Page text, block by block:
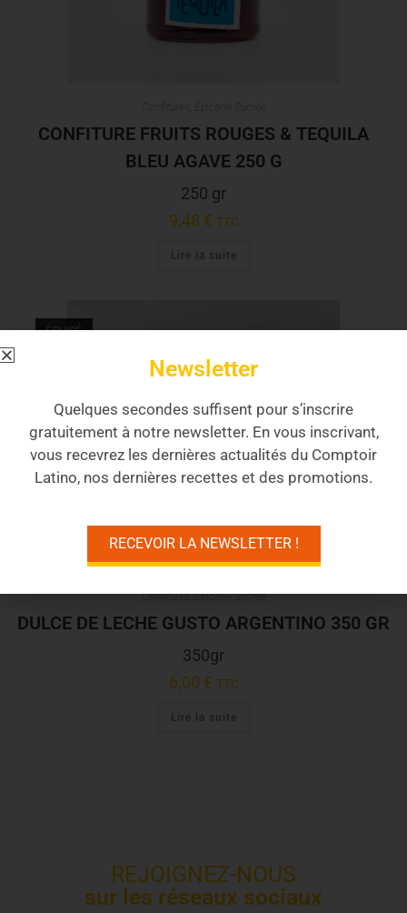
CONFITURE FRUITS ROUGES & TEQUILA
BLEU AGAVE 250 G
250 gr
9,48 € TTC
Lire la suite
ÉPUISÉ
Confitures,Épicerie Sucrée
DULCE DE LECHE GUSTO ARGENTINO 350 GR
350gr
6,00 € TTC
Lire la suite
REJOIGNEZ-NOUS
sur les réseaux sociaux
Newsletter
Quelques secondes suffisent pour s’inscrire
gratuitement à notre newsletter. En vous inscrivant,
vous recevrez les dernières actualités du Comptoir
Latino, nos dernières recettes et des promotions.
RECEVOIR LA NEWSLETTER !